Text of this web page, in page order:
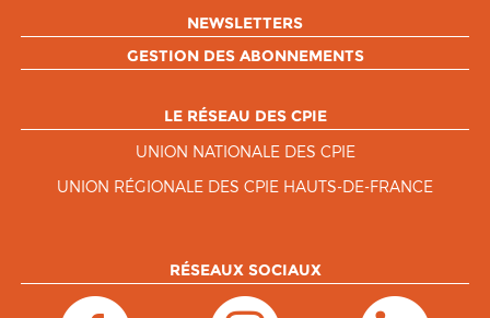
NEWSLETTERS
GESTION DES ABONNEMENTS
LE RÉSEAU DES CPIE
UNION NATIONALE DES CPIE
UNION RÉGIONALE DES CPIE HAUTS-DE-FRANCE
RÉSEAUX SOCIAUX